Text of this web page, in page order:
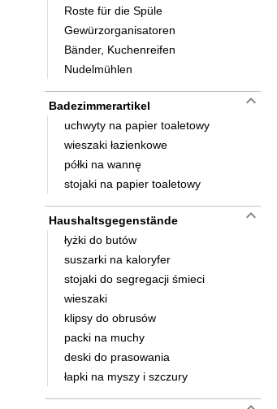
Roste für die Spüle
Gewürzorganisatoren
Bänder, Kuchenreifen
Nudelmühlen
Badezimmerartikel keyboard_arrow_down
uchwyty na papier toaletowy
wieszaki łazienkowe
półki na wannę
stojaki na papier toaletowy
Haushaltsgegenstände keyboard_arrow_down
łyżki do butów
suszarki na kaloryfer
stojaki do segregacji śmieci
wieszaki
klipsy do obrusów
packi na muchy
deski do prasowania
łapki na myszy i szczury